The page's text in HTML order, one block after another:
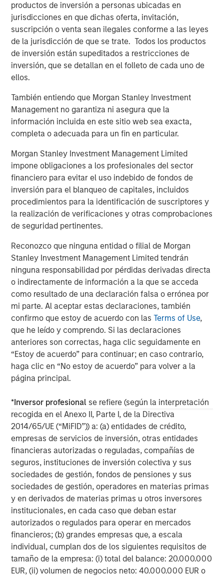
productos de inversión a personas ubicadas en
jurisdicciones en que dichas oferta, invitación,
suscripción o venta sean ilegales conforme a las leyes
de la jurisdicción de que se trate. Todos los productos
de inversión están supeditados a restricciones de
inversión, que se detallan en el folleto de cada uno de
ellos.
También entiendo que Morgan Stanley Investment
Management no garantiza ni asegura que la
información incluida en este sitio web sea exacta,
completa o adecuada para un fin en particular.
Morgan Stanley Investment Management Limited
impone obligaciones a los profesionales del sector
financiero para evitar el uso indebido de fondos de
inversión para el blanqueo de capitales, incluidos
procedimientos para la identificación de suscriptores y
la realización de verificaciones y otras comprobaciones
de seguridad pertinentes.
Reconozco que ninguna entidad o filial de Morgan
Stanley Investment Management Limited tendrán
ninguna responsabilidad por pérdidas derivadas directa
o indirectamente de información a la que se acceda
como resultado de una declaración falsa o errónea por
mi parte. Al aceptar estas declaraciones, también
confirmo que estoy de acuerdo con lasTerms of Use,
que he leído y comprendo. Si las declaraciones
anteriores son correctas, haga clic seguidamente en
“Estoy de acuerdo” para continuar; en caso contrario,
haga clic en “No estoy de acuerdo” para volver a la
página principal.
*Inversor profesional se refiere (según la interpretación
recogida en el Anexo II, Parte I, de la Directiva
2014/65/UE (“MiFID”)) a: (a) entidades de crédito,
empresas de servicios de inversión, otras entidades
financieras autorizadas o reguladas, compañías de
seguros, instituciones de inversión colectiva y sus
sociedades de gestión, fondos de pensiones y sus
sociedades de gestión, operadores en materias primas
y en derivados de materias primas u otros inversores
institucionales, en cada caso que deban estar
autorizados o regulados para operar en mercados
financieros; (b) grandes empresas que, a escala
individual, cumplan dos de los siguientes requisitos de
tamaño de la empresa: (i) total del balance: 20.000.000
EUR, (ii) volumen de negocios neto: 40.000.000 EUR o
ARTÍCULO
The MSIM Quantitative Duration
Strategy Model: A Factor-Based
Anton Heese and Matas Vala explore the
Quantitative Duration Strategy Model, one of the
proprietary tools the team uses to enhance their
investment process, as it helps provide structure
and rigour with identifying and processing
relevant and important data.
The views and opinions are those of the author as of the date of
publication and are subject to change at any time due to market
or economic conditions and may not necessarily come to pass.
The views expressed do not reflect the opinions of all
investment personnel at Morgan Stanley Investment
Management (MSIM) and its subsidiaries and affiliates
(collectively the Firm”), and may not be reflected in all the
This material is a general communication, which is not impartial,
is for informational and educational purposes only, not a
recommendation to purchase or sell specific securities, or to
adopt any particular investment strategy. Information does not
address financial objectives, situation or specific needs of
individual investors.
Any charts and graphs provided are for illustrative purposes
only. Any performance quoted represents past performance
Past performance does not guarantee future results
investments involve risks, including the possible loss of
principal.
For the complete content and important disclosures, refer to
the disclosures at the back of the material.